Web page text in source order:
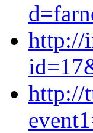
http://
http://